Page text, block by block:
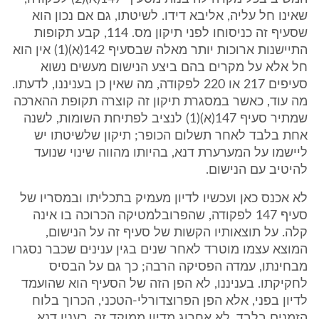
שאינו חל עליה, אליבא דידו. לשיטתו, גם אם נכון הוא
שסעיף זה כניסוחו לפני תיקון מס. 114, קבע תקופות
התיישנות ארוכות יותר מאלה שבסעיף 142(א)(1) אין הוא
חל אלא על מקרים בהם ביצע הנישום מעשים נשוא
סעיפים 217 או 220 לפקודה, מה שאין כן בעניננו, לדעתו.
מה עוד, כאשר במסגרת תיקון זה קוצרה תקופת ההארכה
שמתיר סעיף 147(א)(1) לנציב לפתיחת השומות, לשנה
אחת בלבד לאחר תשלום הכופר; תיקון שלשיטתו יש
ליישמו על המערערת דנא, בהיותו מהווה שינוי שנועד
להיטיב עם הנישום.
לא אכנס כאן ועכשיו לדיון מעמיק בתכליתו ובמסריו של
סעיף 147 לפקודה, שהפרובלמטיקה הכרוכה בו אינה
קלה. על תוצאותיו הקשות של סעיף זה על הנישום,
המוצא עצמו מוטרד לאחר שנים בגין ענינים שכבר נסגרו
מבחינתו, עמדה הפסיקה הרבה; כך גם על הבסיס
לחקיקתו. בעניננו, לא הפן הזה של הסעיף הוא שהועמד
לדיון בפני, אלא הפן הפרוצדורלי-הטכני, הכרוך בלוח